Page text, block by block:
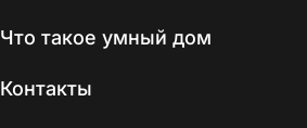
Что такое умный дом
Контакты